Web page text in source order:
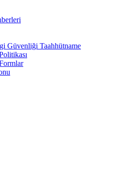
Güvenliği Taahhütname